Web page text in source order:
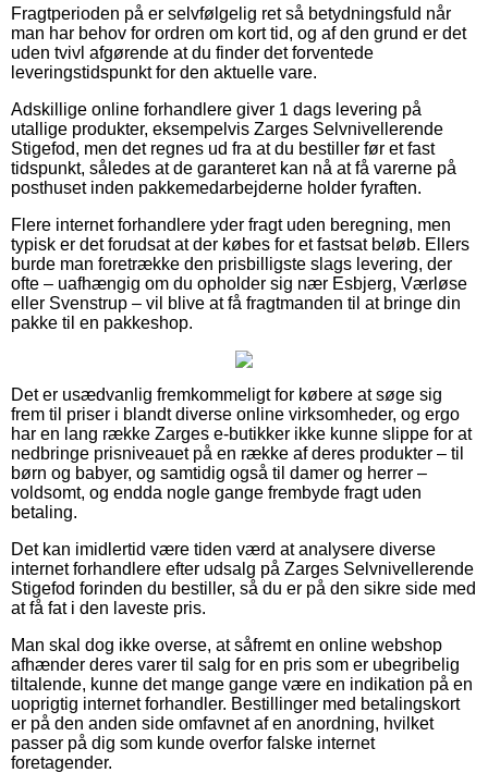
Fragtperioden på er selvfølgelig ret så betydningsfuld når
man har behov for ordren om kort tid, og af den grund er det
uden tvivl afgørende at du finder det forventede
leveringstidspunkt for den aktuelle vare.
Adskillige online forhandlere giver 1 dags levering på
utallige produkter, eksempelvis Zarges Selvnivellerende
Stigefod, men det regnes ud fra at du bestiller før et fast
tidspunkt, således at de garanteret kan nå at få varerne på
posthuset inden pakkemedarbejderne holder fyraften.
Flere internet forhandlere yder fragt uden beregning, men
typisk er det forudsat at der købes for et fastsat beløb. Ellers
burde man foretrække den prisbilligste slags levering, der
ofte – uafhængig om du opholder sig nær Esbjerg, Værløse
eller Svenstrup – vil blive at få fragtmanden til at bringe din
pakke til en pakkeshop.
Det er usædvanlig fremkommeligt for købere at søge sig
frem til priser i blandt diverse online virksomheder, og ergo
har en lang række Zarges e-butikker ikke kunne slippe for at
nedbringe prisniveauet på en række af deres produkter – til
børn og babyer, og samtidig også til damer og herrer –
voldsomt, og endda nogle gange frembyde fragt uden
betaling.
Det kan imidlertid være tiden værd at analysere diverse
internet forhandlere efter udsalg på Zarges Selvnivellerende
Stigefod forinden du bestiller, så du er på den sikre side med
at få fat i den laveste pris.
Man skal dog ikke overse, at såfremt en online webshop
afhænder deres varer til salg for en pris som er ubegribelig
tiltalende, kunne det mange gange være en indikation på en
uoprigtig internet forhandler. Bestillinger med betalingskort
er på den anden side omfavnet af en anordning, hvilket
passer på dig som kunde overfor falske internet
foretagender.